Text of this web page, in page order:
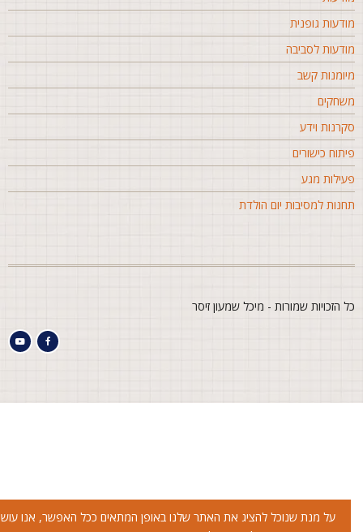
גופנית
לסביבה
קשב
וידע
כישורים
מגע
למסיבות יום הולדת
הזכויות שמורות - מיכל שמעון זיסר
על מנת שנוכל להציג את האתר שלנו באופן המתאים ככל האפשר, אנו עושים